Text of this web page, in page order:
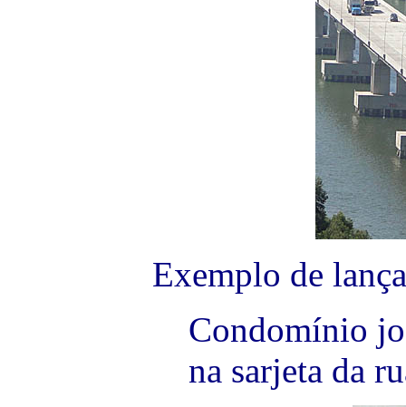
Exemplo de
Condomínio
na sarjeta da